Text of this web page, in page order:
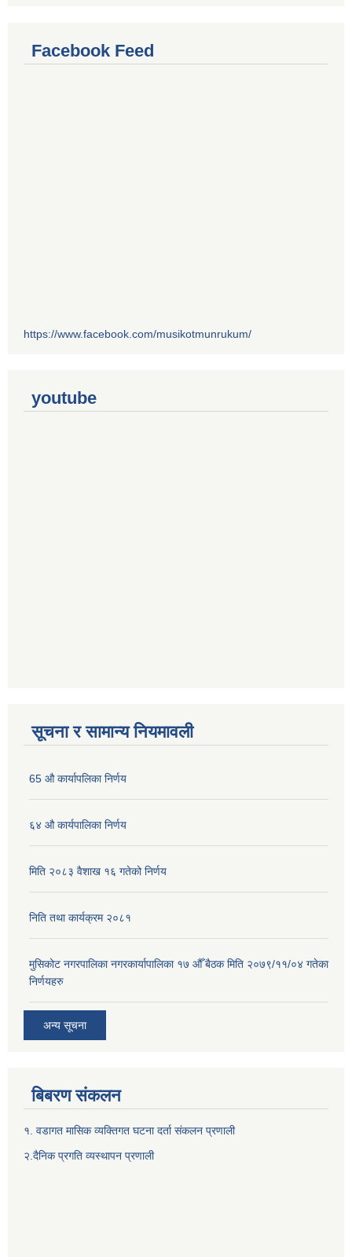
Facebook Feed
https://www.facebook.com/musikotmunrukum/
youtube
सूचना र सामान्य नियमावली
65 औ कार्यापलिका निर्णय
६४ औ कार्यपालिका निर्णय
मिति २०८३ वैशाख १६ गतेको निर्णय
निति तथा कार्यक्रम २०८१
मुसिकोट नगरपालिका नगरकार्यापालिका १७ औँ बैठक मिति २०७९/११/०४ गतेका
निर्णयहरु
अन्य सूचना
बिबरण संकलन
१. वडागत मासिक व्यक्तिगत घटना दर्ता संकलन प्रणाली
२.दैनिक प्रगति व्यस्थापन प्रणाली